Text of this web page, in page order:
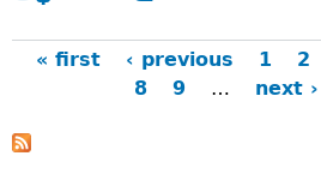
« first ‹ previous 1 2
8
9 … next ›